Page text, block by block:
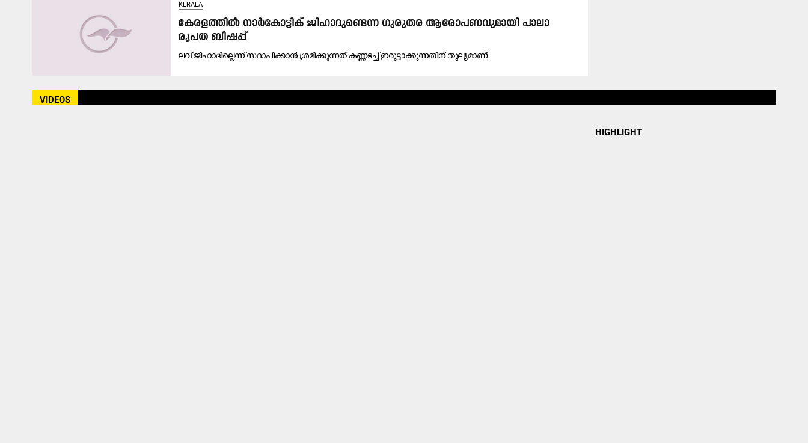
KERALA
കേരളത്തിൽ നാർകോട്ടിക് ജിഹാദുണ്ടെന്ന ഗുരുതര ആരോപണവുമായി പാലാ
രൂപത ബിഷപ്പ്
ലവ് ജിഹാദില്ലെന്ന് സ്ഥാപിക്കാൻ ശ്രമിക്കുന്നത് കണ്ണടച്ച് ഇരുട്ടാക്കുന്നതിന് തുല്യമാണ്
VIDEOS
HIGHLIGHT